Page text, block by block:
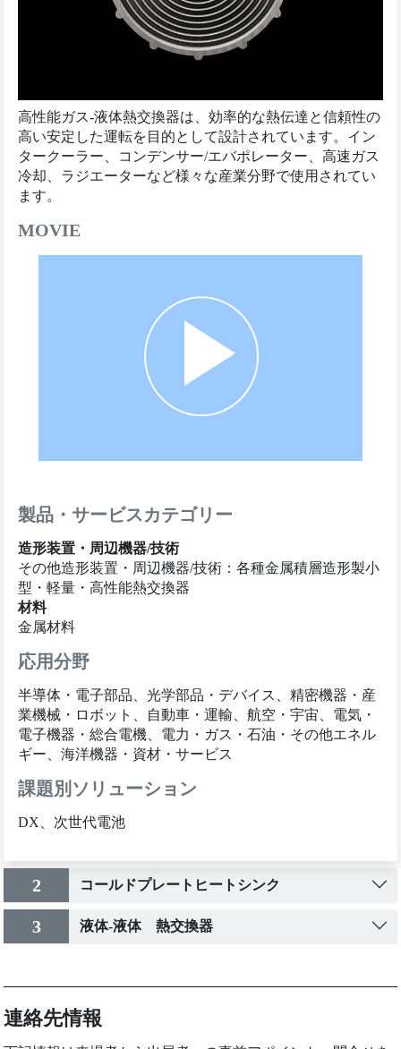
高性能ガス-液体熱交換器は、効率的な熱伝達と信頼性の
高い安定した運転を目的として設計されています。イン
タークーラー、コンデンサー/エバポレーター、高速ガス
冷却、ラジエーターなど様々な産業分野で使用されてい
ます。
MOVIE
製品・サービスカテゴリー
造形装置・周辺機器/技術
その他造形装置・周辺機器/技術：各種金属積層造形製小
型・軽量・高性能熱交換器
材料
金属材料
応用分野
半導体・電子部品、光学部品・デバイス、精密機器・産
業機械・ロボット、自動車・運輸、航空・宇宙、電気・
電子機器・総合電機、電力・ガス・石油・その他エネル
ギー、海洋機器・資材・サービス
課題別ソリューション
DX、次世代電池
2 コールドプレートヒートシンク
3 液体-液体 熱交換器
連絡先情報